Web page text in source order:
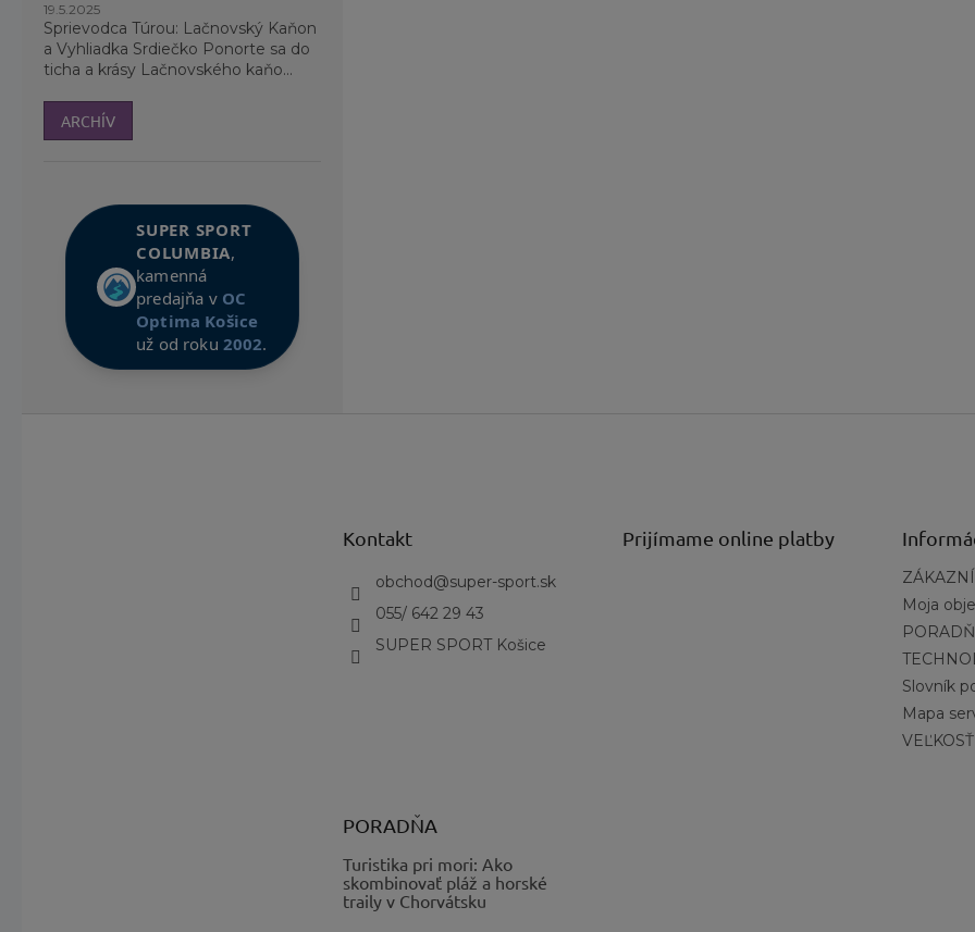
19.5.2025
Sprievodca Túrou: Lačnovský Kaňon
a Vyhliadka Srdiečko Ponorte sa do
ticha a krásy Lačnovského kaňo...
ARCHÍV
SUPER SPORT
COLUMBIA,
kamenná
predajňa v OC
Optima Košice
už od roku 2002.
Kontakt
obchod@super-sport.sk
055/ 642 29 43
SUPER SPORT Košice
Prijímame online platby
Moja
Slovník
Mapa
VEĽKOSŤ
PORADŇA
Turistika pri mori: Ako
skombinovať pláž a horské
traily v Chorvátsku